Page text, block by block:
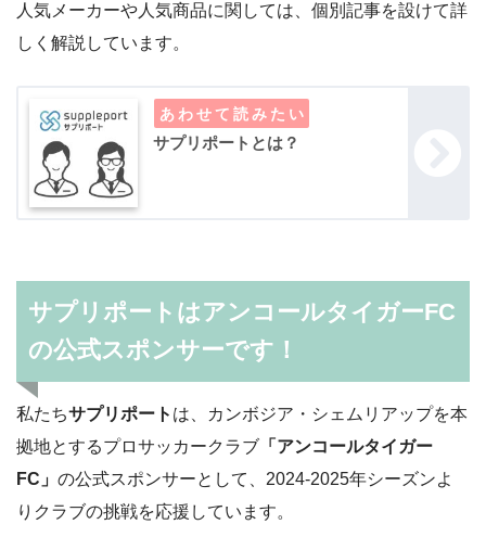
人気メーカーや人気商品に関しては、個別記事を設けて詳
しく解説しています。
サプリポートとは？
サプリポートはアンコールタイガーFC
の公式スポンサーです！
私たちサプリポート は、カンボジア・シェムリアップを本
拠地とするプロサッカークラブ 「アンコールタイガー
FC」 の公式スポンサーとして、2024-2025年シーズンよ
りクラブの挑戦を応援しています。